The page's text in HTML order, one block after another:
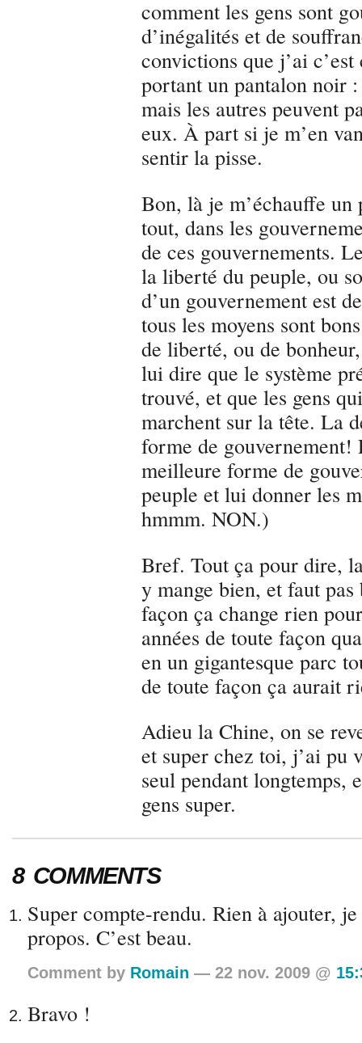
comment les gens sont
d’inégalités et de
convictions que j’ai
portant un pantalon noir
mais les autres peuvent
eux. À part si je m’en
sentir la pisse.
Bon, là je m’échauffe
tout, dans les
de ces gouvernements.
la liberté du peuple, ou
d’un gouvernement est
tous les moyens sont
de liberté, ou de
lui dire que le système
trouvé, et que les gens
marchent sur la tête. La
forme de gouvernement!
meilleure forme de
peuple et lui donner les
hmmm. NON.)
Bref. Tout ça pour dire,
y mange bien, et faut
façon ça change rien
années de toute façon
en un gigantesque parc
de toute façon ça aurait
Adieu la Chine, on se
et super chez toi, j’ai pu
seul pendant longtemps,
gens super.
8 COMMENTS
Super compte-rendu. Rien à ajouter,
propos. C’est beau.
Comment by Romain — 22 nov. 2009 @
Bravo !